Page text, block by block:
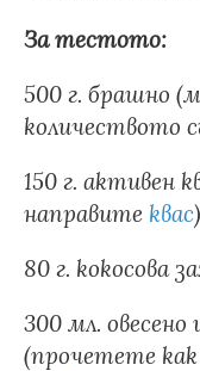
За тестото:
500 г. брашно
количеството
150 г. активен
направите квас)
80 г. кокосова
300 мл. овесено
(прочетете